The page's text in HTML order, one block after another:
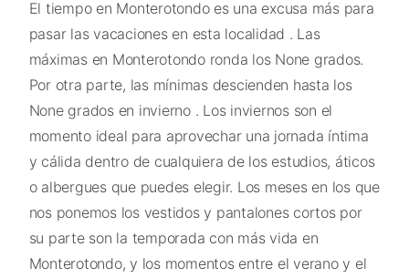
El tiempo en Monterotondo es una excusa más para
pasar las vacaciones en esta localidad . Las
máximas en Monterotondo ronda los None grados.
Por otra parte, las mínimas descienden hasta los
None grados en invierno . Los inviernos son el
momento ideal para aprovechar una jornada íntima
y cálida dentro de cualquiera de los estudios, áticos
o albergues que puedes elegir. Los meses en los que
nos ponemos los vestidos y pantalones cortos por
su parte son la temporada con más vida en
Monterotondo, y los momentos entre el verano y el